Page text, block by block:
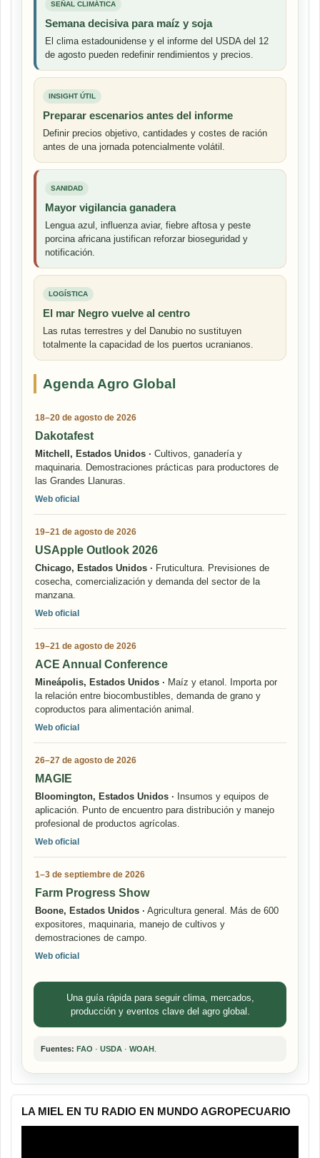
SEÑAL CLIMÁTICA
Semana decisiva para maíz y soja
El clima estadounidense y el informe del USDA del 12
de agosto pueden redefinir rendimientos y precios.
INSIGHT ÚTIL
Preparar escenarios antes del informe
Definir precios objetivo, cantidades y costes de ración
antes de una jornada potencialmente volátil.
SANIDAD
Mayor vigilancia ganadera
Lengua azul, influenza aviar, fiebre aftosa y peste
porcina africana justifican reforzar bioseguridad y
notificación.
LOGÍSTICA
El mar Negro vuelve al centro
Las rutas terrestres y del Danubio no sustituyen
totalmente la capacidad de los puertos ucranianos.
Agenda Agro Global
18–20 de agosto de 2026
Dakotafest
Mitchell, Estados Unidos · Cultivos, ganadería y
maquinaria. Demostraciones prácticas para productores de
las Grandes Llanuras.
Web oficial
19–21 de agosto de 2026
USApple Outlook 2026
Chicago, Estados Unidos · Fruticultura. Previsiones de
cosecha, comercialización y demanda del sector de la
manzana.
Web oficial
19–21 de agosto de 2026
ACE Annual Conference
Mineápolis, Estados Unidos · Maíz y etanol. Importa por
la relación entre biocombustibles, demanda de grano y
coproductos para alimentación animal.
Web oficial
26–27 de agosto de 2026
MAGIE
Bloomington, Estados Unidos · Insumos y equipos de
aplicación. Punto de encuentro para distribución y manejo
profesional de productos agrícolas.
Web oficial
1–3 de septiembre de 2026
Farm Progress Show
Boone, Estados Unidos · Agricultura general. Más de 600
expositores, maquinaria, manejo de cultivos y
demostraciones de campo.
Web oficial
Una guía rápida para seguir clima, mercados,
producción y eventos clave del agro global.
Fuentes: FAO · USDA · WOAH
LA MIEL EN TU RADIO EN MUNDO AGROPECUARIO